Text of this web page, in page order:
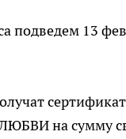
подведем 13
на сумму